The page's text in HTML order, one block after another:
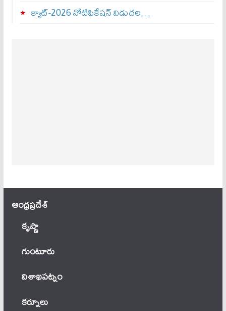
క్యాట్-2026 నోటిఫికేషన్ విడుదల…
ఆంధ్ర‌ప్ర‌దేశ్
కృష్ణా
గుంటూరు
విశాఖపట్నం
కర్నూలు